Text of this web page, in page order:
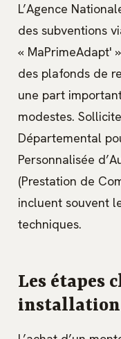
L’Agence
des subventions
« MaPrimeAdapt'
des plafonds de
une part
modestes.
Départemental
Personnalisée
(Prestation de
incluent souvent
techniques.
Les étapes
installation